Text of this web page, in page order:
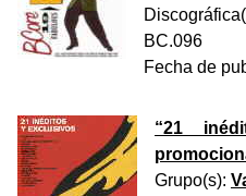
BC.096
Fecha de
“21
Grupo(s):